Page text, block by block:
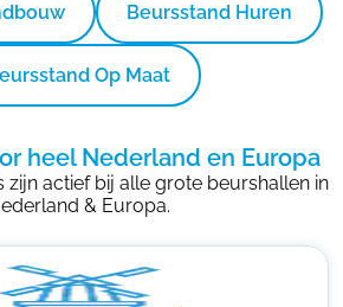
Beursstand Huren
Op Maat
heel Nederland en Europa
zijn actief bij alle grote beurshallen in
& Europa.